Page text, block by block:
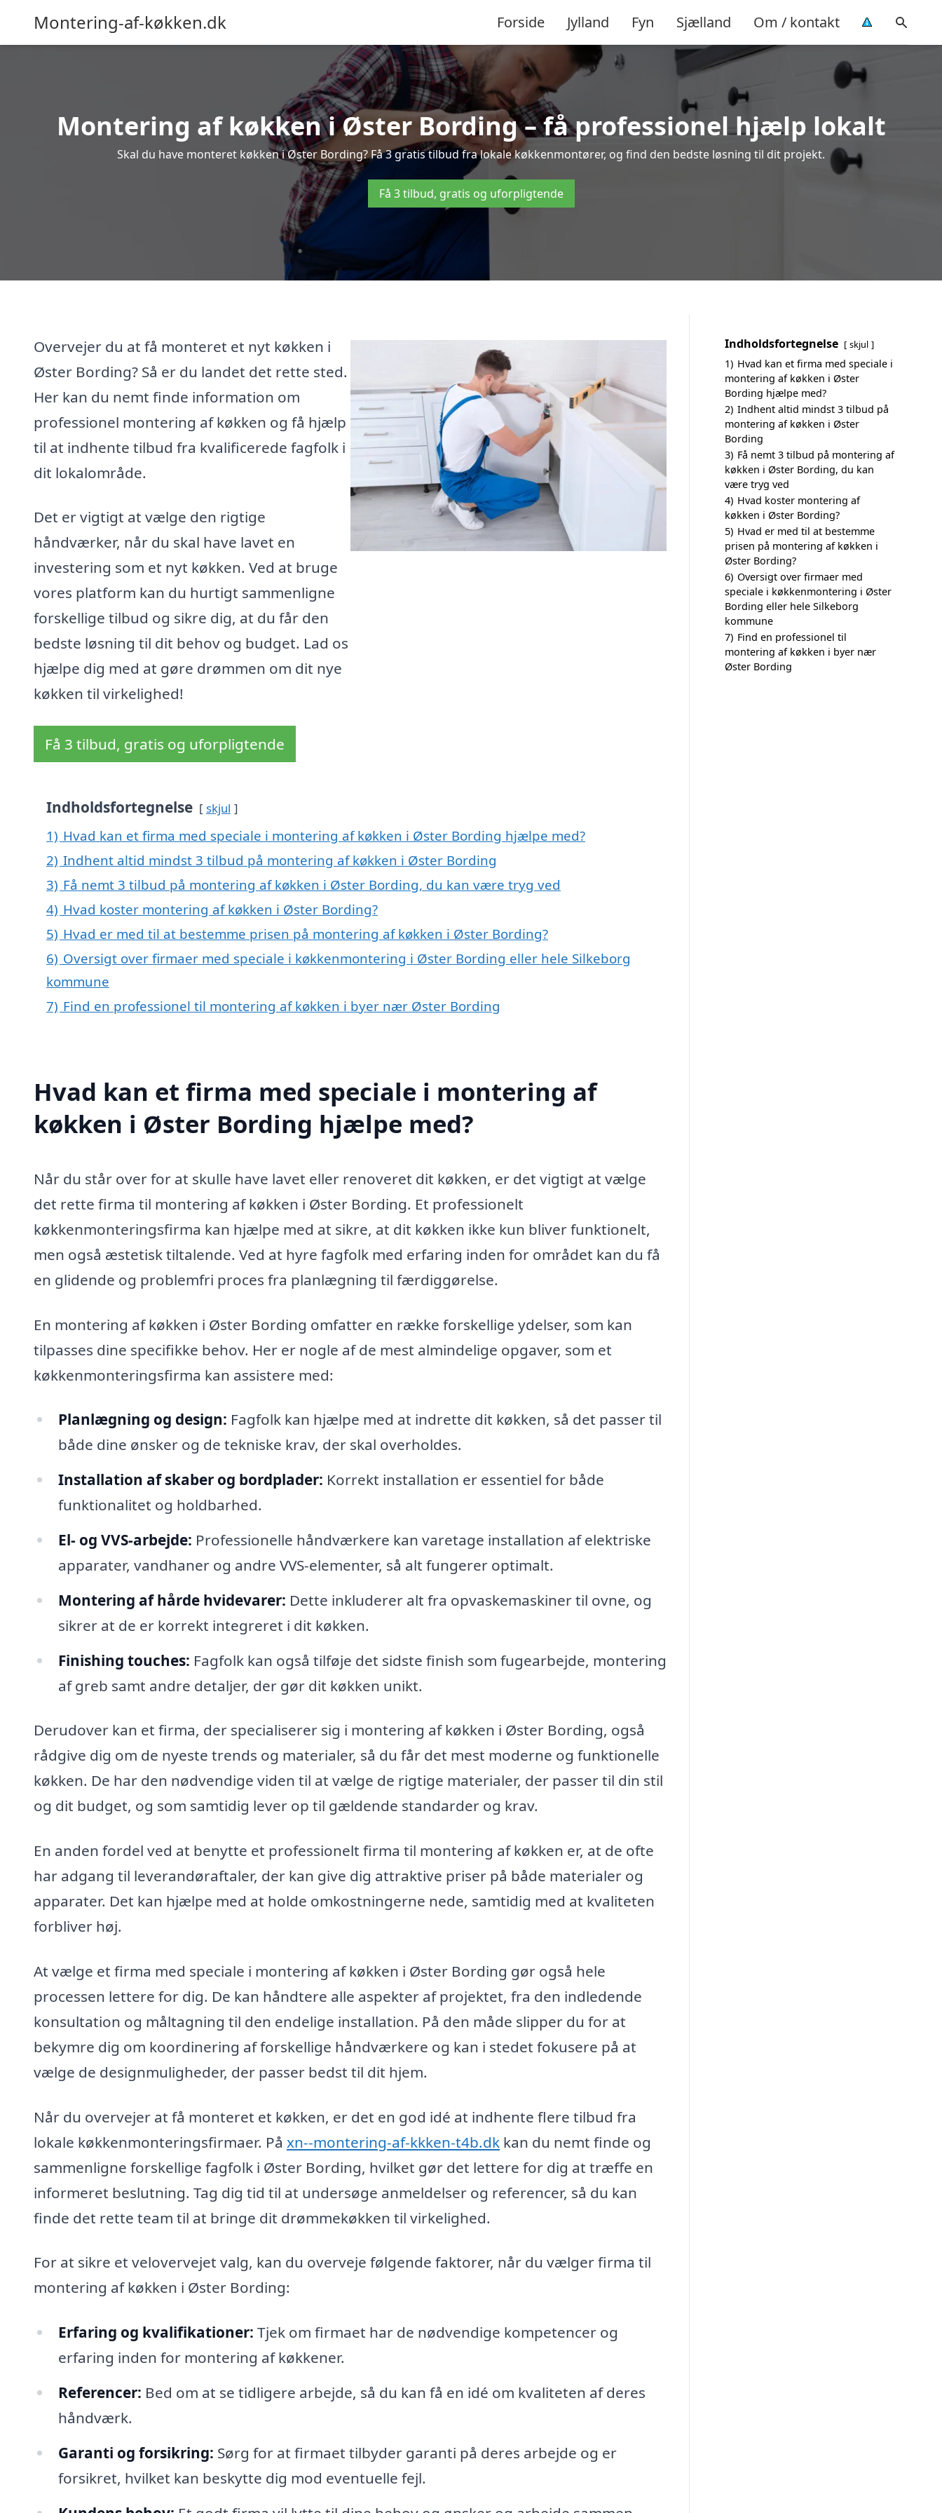
Montering-af-køkken.dk Forside Jylland Fyn Sjælland Om / kontakt
Montering af køkken i Øster Bording – få professionel hjælp lokalt
Skal du have monteret køkken i Øster Bording? Få 3 gratis tilbud fra lokale køkkenmontører, og find den bedste løsning til dit projekt.
Få 3 tilbud, gratis og uforpligtende
Overvejer du at få monteret et nyt køkken i
Øster Bording? Så er du landet det rette sted.
Her kan du nemt finde information om
professionel montering af køkken og få hjælp
til at indhente tilbud fra kvalificerede fagfolk i
dit lokalområde.
Det er vigtigt at vælge den rigtige
håndværker, når du skal have lavet en
investering som et nyt køkken. Ved at bruge
vores platform kan du hurtigt sammenligne
forskellige tilbud og sikre dig, at du får den
bedste løsning til dit behov og budget. Lad os
hjælpe dig med at gøre drømmen om dit nye
køkken til virkelighed!
Få 3 tilbud, gratis og uforpligtende
Indholdsfortegnelse skjul
1) Hvad kan et firma med speciale i montering af køkken i Øster Bording hjælpe med?
2) Indhent altid mindst 3 tilbud på montering af køkken i Øster Bording
3) Få nemt 3 tilbud på montering af køkken i Øster Bording, du kan være tryg ved
4) Hvad koster montering af køkken i Øster Bording?
5) Hvad er med til at bestemme prisen på montering af køkken i Øster Bording?
6) Oversigt over firmaer med speciale i køkkenmontering i Øster Bording eller hele Silkeborg
kommune
7) Find en professionel til montering af køkken i byer nær Øster Bording
Hvad kan et firma med speciale i montering af
køkken i Øster Bording hjælpe med?
Når du står over for at skulle have lavet eller renoveret dit køkken, er det vigtigt at vælge
det rette firma til montering af køkken i Øster Bording. Et professionelt
køkkenmonteringsfirma kan hjælpe med at sikre, at dit køkken ikke kun bliver funktionelt,
men også æstetisk tiltalende. Ved at hyre fagfolk med erfaring inden for området kan du få
en glidende og problemfri proces fra planlægning til færdiggørelse.
En montering af køkken i Øster Bording omfatter en række forskellige ydelser, som kan
tilpasses dine specifikke behov. Her er nogle af de mest almindelige opgaver, som et
køkkenmonteringsfirma kan assistere med:
Planlægning og design: Fagfolk kan hjælpe med at indrette dit køkken, så det passer til
både dine ønsker og de tekniske krav, der skal overholdes.
Installation af skaber og bordplader: Korrekt installation er essentiel for både
funktionalitet og holdbarhed.
El- og VVS-arbejde: Professionelle håndværkere kan varetage installation af elektriske
apparater, vandhaner og andre VVS-elementer, så alt fungerer optimalt.
Montering af hårde hvidevarer: Dette inkluderer alt fra opvaskemaskiner til ovne, og
sikrer at de er korrekt integreret i dit køkken.
Finishing touches: Fagfolk kan også tilføje det sidste finish som fugearbejde, montering
af greb samt andre detaljer, der gør dit køkken unikt.
Derudover kan et firma, der specialiserer sig i montering af køkken i Øster Bording, også
rådgive dig om de nyeste trends og materialer, så du får det mest moderne og funktionelle
køkken. De har den nødvendige viden til at vælge de rigtige materialer, der passer til din stil
og dit budget, og som samtidig lever op til gældende standarder og krav.
En anden fordel ved at benytte et professionelt firma til montering af køkken er, at de ofte
har adgang til leverandøraftaler, der kan give dig attraktive priser på både materialer og
apparater. Det kan hjælpe med at holde omkostningerne nede, samtidig med at kvaliteten
forbliver høj.
At vælge et firma med speciale i montering af køkken i Øster Bording gør også hele
processen lettere for dig. De kan håndtere alle aspekter af projektet, fra den indledende
konsultation og måltagning til den endelige installation. På den måde slipper du for at
bekymre dig om koordinering af forskellige håndværkere og kan i stedet fokusere på at
vælge de designmuligheder, der passer bedst til dit hjem.
Når du overvejer at få monteret et køkken, er det en god idé at indhente flere tilbud fra
lokale køkkenmonteringsfirmaer. På xn--montering-af-kkken-t4b.dk kan du nemt finde og
sammenligne forskellige fagfolk i Øster Bording, hvilket gør det lettere for dig at træffe en
informeret beslutning. Tag dig tid til at undersøge anmeldelser og referencer, så du kan
finde det rette team til at bringe dit drømmekøkken til virkelighed.
For at sikre et velovervejet valg, kan du overveje følgende faktorer, når du vælger firma til
montering af køkken i Øster Bording:
Erfaring og kvalifikationer: Tjek om firmaet har de nødvendige kompetencer og
erfaring inden for montering af køkkener.
Referencer: Bed om at se tidligere arbejde, så du kan få en idé om kvaliteten af deres
håndværk.
Garanti og forsikring: Sørg for at firmaet tilbyder garanti på deres arbejde og er
forsikret, hvilket kan beskytte dig mod eventuelle fejl.
Indholdsfortegnelse skjul
1) Hvad kan et firma med speciale i
montering af køkken i Øster
Bording hjælpe med?
2) Indhent altid mindst 3 tilbud på
montering af køkken i Øster
Bording
3) Få nemt 3 tilbud på montering af
køkken i Øster Bording, du kan
være tryg ved
4) Hvad koster montering af
køkken i Øster Bording?
5) Hvad er med til at bestemme
prisen på montering af køkken i
Øster Bording?
6) Oversigt over firmaer med
speciale i køkkenmontering i Øster
Bording eller hele Silkeborg
kommune
7) Find en professionel til
montering af køkken i byer nær
Øster Bording